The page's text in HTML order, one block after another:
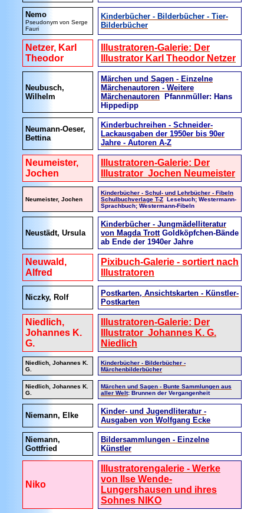
Nemo
Pseudonym von Serge
Fauri
Kinderbücher - Bilderbücher - Tier-
Bilderbücher
Netzer, Karl
Theodor
Illustratoren-Galerie: Der
Illustrator Karl Theodor Netzer
Neubusch,
Wilhelm
Märchen und Sagen - Einzelne
Märchenautoren - Weitere
Märchenautoren Pfannmüller: Hans
Hippedipp
Neumann-Oeser,
Bettina
Kinderbuchreihen - Schneider-
Lackausgaben der 1950er bis 90er
Jahre - Autoren A-Z
Neumeister,
Jochen
Illustratoren-Galerie: Der
Illustrator Jochen Neumeister
Neumeister, Jochen
Kinderbücher - Schul- und Lehrbücher - Fibeln
Schulbuchverlage T-Z Lesebuch; Westermann-
Sprachbuch; Westermann-Fibeln
Neustädt, Ursula
Kinderbücher - Jungmädelliteratur
von Magda TrottGoldköpfchen-Bände
ab Ende der 1940er Jahre
Neuwald,
Alfred
Pixibuch-Galerie - sortiert nach
Illustratoren
Niczky, Rolf
Postkarten, Ansichtskarten - Künstler-
Postkarten
Niedlich,
Johannes K.
G.
Illustratoren-Galerie: Der
Illustrator Johannes K. G.
Niedlich
Niedlich, Johannes K.
G.
Kinderbücher - Bilderbücher -
Märchenbilderbücher
Niedlich, Johannes K.
G.
Märchen und Sagen - Bunte Sammlungen aus
aller Welt: Brunnen der Vergangenheit
Niemann, Elke
Kinder- und Jugendliteratur -
Ausgaben von Wolfgang Ecke
Niemann,
Gottfried
Bildersammlungen - Einzelne
Künstler
Niko
Illustratorengalerie - Werke
von Ilse Wende-
Lungershausen und ihres
Sohnes NIKO